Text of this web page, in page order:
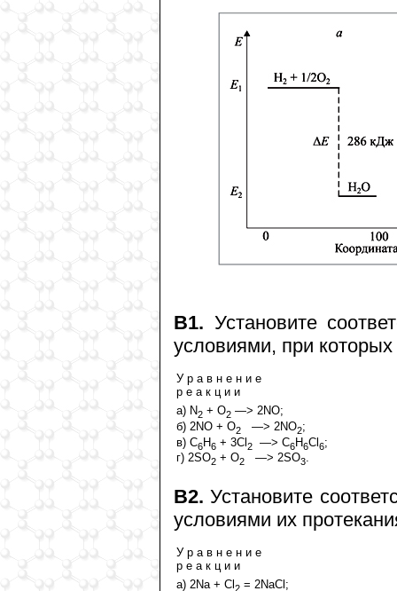
В1. Установите
условиями, при
У р а в н е н и е
р е а к ц и и
а) N2 + O2 —> 2NO;
б) 2NO + O2 —> 2NO2;
в) C6H6 + 3Cl2 —> C6H6Cl6;
г) 2SO2 + O2 —> 2SO3.
В2. Установите
условиями их
У р а в н е н и е
р е а к ц и и
а) 2Na + Cl 2 = 2NaCl;